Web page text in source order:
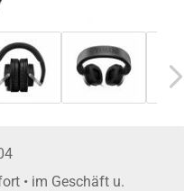
• im Geschäft u.